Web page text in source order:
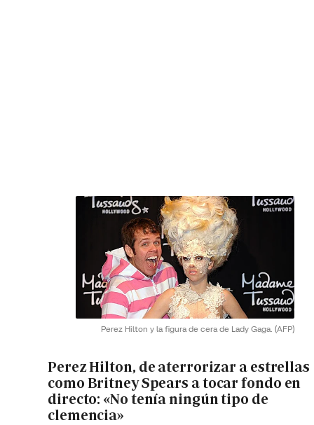
Perez Hilton y la figura de cera de Lady Gaga. (AFP)
Perez Hilton, de aterrorizar a estrellas
como Britney Spears a tocar fondo en
directo: «No tenía ningún tipo de
clemencia»